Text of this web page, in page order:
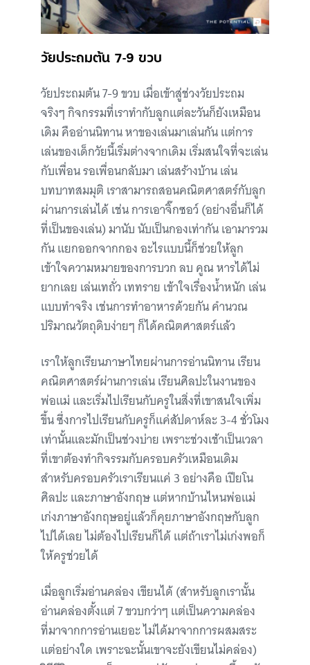
วัยประถมต้น 7-9 ขวบ
วัยประถมต้น 7-9 ขวบ เมื่อเข้าสู่ช่วงวัยประถม
จริงๆ กิจกรรมที่เราทำกับลูกแต่ละวันก็ยังเหมือน
เดิม คืออ่านนิทาน หาของเล่นมาเล่นกัน แต่การ
เล่นของเด็กวัยนี้เริ่มต่างจากเดิม เริ่มสนใจที่จะเล่น
กับเพื่อน รอเพื่อนกลับมา เล่นสร้างบ้าน เล่น
บทบาทสมมุติ เราสามารถสอนคณิตศาสตร์กับลูก
ผ่านการเล่นได้ เช่น การเอาจิ๊กซอว์ (อย่างอื่นก็ได้
ที่เป็นของเล่น) มานับ นับเป็นกองเท่ากัน เอามารวม
กัน แยกออกจากกอง อะไรแบบนี้ก็ช่วยให้ลูก
เข้าใจความหมายของการบวก ลบ คูณ หารได้ไม่
ยากเลย เล่นเทถั่ว เททราย เข้าใจเรื่องน้ำหนัก เล่น
แบบทำจริง เช่นการทำอาหารด้วยกัน คำนวณ
ปริมาณวัตถุดิบง่ายๆ ก็ได้คณิตศาสตร์แล้ว
เราให้ลูกเรียนภาษาไทยผ่านการอ่านนิทาน เรียน
คณิตศาสตร์ผ่านการเล่น เรียนศิลปะในงานของ
พ่อแม่ และเริ่มไปเรียนกับครูในสิ่งที่เขาสนใจเพิ่ม
ขึ้น ซึ่งการไปเรียนกับครูก็แค่สัปดาห์ละ 3-4 ชั่วโมง
เท่านั้นและมักเป็นช่วงบ่าย เพราะช่วงเช้าเป็นเวลา
ที่เขาต้องทำกิจรรมกับครอบครัวเหมือนเดิม
สำหรับครอบครัวเราเรียนแค่ 3 อย่างคือ เปียโน
ศิลปะ และภาษาอังกฤษ แต่หากบ้านไหนพ่อแม่
เก่งภาษาอังกฤษอยู่แล้วก็คุยภาษาอังกฤษกับลูก
ไปได้เลย ไม่ต้องไปเรียนก็ได้ แต่ถ้าเราไม่เก่งพอก็
ให้ครูช่วยได้
เมื่อลูกเริ่มอ่านคล่อง เขียนได้ (สำหรับลูกเรานั้น
อ่านคล่องตั้งแต่ 7 ขวบกว่าๆ แต่เป็นความคล่อง
ที่มาจากการอ่านเยอะ ไม่ได้มาจากการผสมสระ
แต่อย่างใด เพราะฉะนั้นเขาจะยังเขียนไม่คล่อง)